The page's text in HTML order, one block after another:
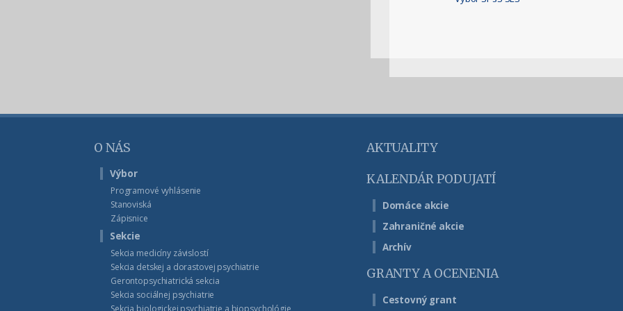
O NÁS
Výbor
Programové vyhlásenie
Stanoviská
Zápisnice
Sekcie
Sekcia medicíny závislostí
Sekcia detskej a dorastovej psychiatrie
Gerontopsychiatrická sekcia
Sekcia sociálnej psychiatrie
AKTUALITY
KALENDÁR PODUJATÍ
Domáce akcie
Zahraničné akcie
Archív
GRANTY A OCENENIA
Cestovný grant